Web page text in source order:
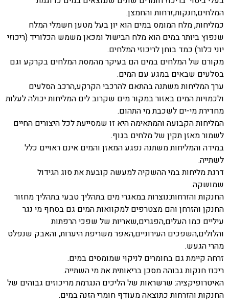
המלחים,חנקות,זרחות והחמצן.
כמליחות, מלח המומס במים הוא יון בעל מטען חשמלי המלח
שנפוץ ביותר במים הוא מלח הבישול ומכאן משמש הכלוריד (ריכוזי
יוני כלור) כמד בוחן לריכוזי המלחים.
מקורם של המלחים במים הם בעיקר מהמסת המלחים בקרקע וגם
בסלעים שבאים במגע עם המים.
ערך המליחות משתנה בהתאם להרכבי הקרקע,הרכב הסלעים
ולכמויות המים באזור במקור מים שקרוב לים המליחות יכולה לעלות
מחדירת מי-ים לשכבת מי התהום.
המליחות הקבועה והמתאימה היא זו שמסייעת לכל היצורים החיים
לשמור מאזן תקין של מלחים בגוף.
במידה והמליחות משתנה נפגע המאזן והמים אינם ראויים כלל
לשתייה.
דרגת מליחות במי ההשקיה למעשה קובעת את סוג הגידול
שמושקה.
החנקות והזרחות:נוצרות במאגרי מים בתהליך טבעי בתהליך מחזור
החנקן והזרחן והם מצטרפים למקוואות המים גם בסחף מי נגר
עיליים כמו העלים,הפגרים,שאריות של שפכי הרפתות
והלולים,השפכים העירוניים,האפר משריפת היערות, והאבק שנפלט
מהרי הגעש.
זרחה קיימת גם בחומרים לניקוי שמומסים במים.
ריכוז חנקות גבוהה מסכן בריאותית את מי השתייה.
האיטרופיקציה: שרשראות של הליכים הנגרמת מריכוזים גבוהים של
החנקות והזרחות כתוצאה מעודף חומרי הזנה במים.